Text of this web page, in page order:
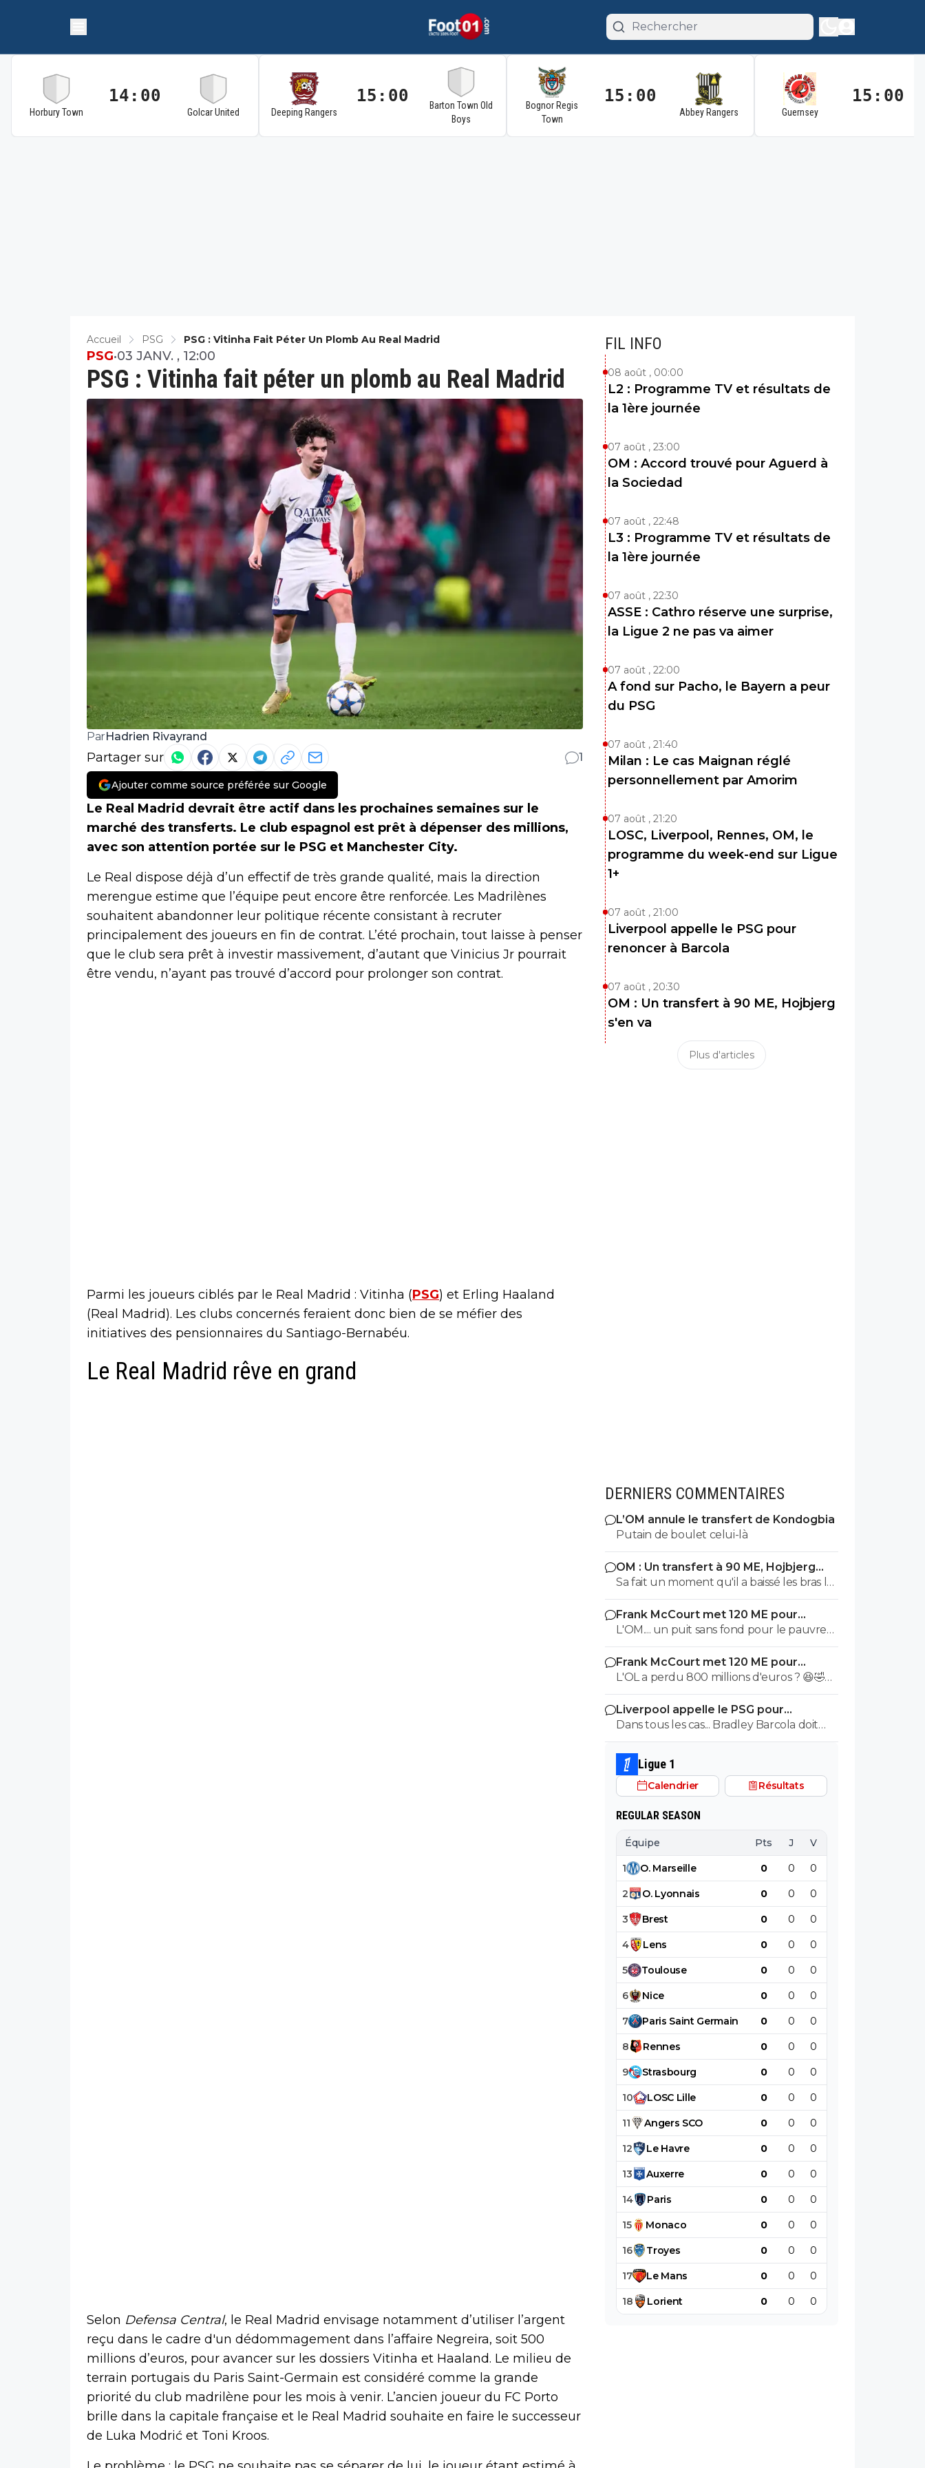
Horbury Town
14:00
Golcar United Deeping Rangers
15:00
Barton Town Old
Boys
Bognor Regis
Town
15:00
Abbey Rangers Guernsey
15:00
Accueil PSG PSG : Vitinha Fait Péter Un Plomb Au Real Madrid
PSG : Vitinha fait péter un plomb au Real Madrid
PSG•03 JANV. , 12:00
ParHadrien Rivayrand
Partager sur 1
Ajouter comme source préférée sur Google
Le Real Madrid devrait être actif dans les prochaines semaines sur le
marché des transferts. Le club espagnol est prêt à dépenser des millions,
avec son attention portée sur le PSG et Manchester City.
Le Real dispose déjà d’un effectif de très grande qualité, mais la direction
merengue estime que l’équipe peut encore être renforcée. Les Madrilènes
souhaitent abandonner leur politique récente consistant à recruter
principalement des joueurs en fin de contrat. L’été prochain, tout laisse à penser
que le club sera prêt à investir massivement, d’autant que Vinicius Jr pourrait
être vendu, n’ayant pas trouvé d’accord pour prolonger son contrat.
Parmi les joueurs ciblés par le Real Madrid : Vitinha (PSG) et Erling Haaland
(Real Madrid). Les clubs concernés feraient donc bien de se méfier des
initiatives des pensionnaires du Santiago-Bernabéu.
Le Real Madrid rêve en grand
Selon Defensa Central, le Real Madrid envisage notamment d’utiliser l’argent
reçu dans le cadre d'un dédommagement dans l’affaire Negreira, soit 500
millions d’euros, pour avancer sur les dossiers Vitinha et Haaland. Le milieu de
terrain portugais du Paris Saint-Germain est considéré comme la grande
priorité du club madrilène pour les mois à venir. L’ancien joueur du FC Porto
brille dans la capitale française et le Real Madrid souhaite en faire le successeur
de Luka Modrić et Toni Kroos.
FIL INFO
08 août , 00:00
L2 : Programme TV et résultats de
la 1ère journée
07 août , 23:00
OM : Accord trouvé pour Aguerd à
la Sociedad
07 août , 22:48
L3 : Programme TV et résultats de
la 1ère journée
07 août , 22:30
ASSE : Cathro réserve une surprise,
la Ligue 2 ne pas va aimer
07 août , 22:00
A fond sur Pacho, le Bayern a peur
du PSG
07 août , 21:40
Milan : Le cas Maignan réglé
personnellement par Amorim
07 août , 21:20
LOSC, Liverpool, Rennes, OM, le
programme du week-end sur Ligue
1+
07 août , 21:00
Liverpool appelle le PSG pour
renoncer à Barcola
07 août , 20:30
OM : Un transfert à 90 ME, Hojbjerg
s'en va
Plus d'articles
DERNIERS COMMENTAIRES
L’OM annule le transfert de Kondogbia
Putain de boulet celui-là
OM : Un transfert à 90 ME, Hojbjerg
s'en va
Sa fait un moment qu'il a baissé les bras la
première saison il etait top mais depuis
quelques match etait en dessus. Merci et
bon vent a lui pour le reste de sa carrière
...
Frank McCourt met 120 ME pour
sauver l’OM !
L'OM.... un puit sans fond pour le pauvre
Frank McCourt.
Frank McCourt met 120 ME pour
sauver l’OM !
L'OL a perdu 800 millions d'euros ? 😆🤣😂
Pourquoi pas un milliard tant que tu y es !
^^
Liverpool appelle le PSG pour
renoncer à Barcola
Dans tous les cas... Bradley Barcola doit
être très inquiet. Ce qui est vraiment
compréhensible lorsque l'on sait
comment le PSG a traiter Kylian Mbappé
lorsqu'il avait voulu quitter le PSG.
Ligue 1
Calendrier Résultats
REGULAR SEASON
Équipe Pts J V
1 O. Marseille 0 0 0
2 O. Lyonnais 0 0 0
3 Brest 0 0 0
4 Lens 0 0 0
5 Toulouse 0 0 0
6 Nice 0 0 0
7 Paris Saint Germain 0 0 0
8 Rennes 0 0 0
9 Strasbourg 0 0 0
10 LOSC Lille 0 0 0
11 Angers SCO 0 0 0
12 Le Havre 0 0 0
13 Auxerre 0 0 0
14 Paris 0 0 0
15 Monaco 0 0 0
16 Troyes 0 0 0
17 Le Mans 0 0 0
18 Lorient 0 0 0